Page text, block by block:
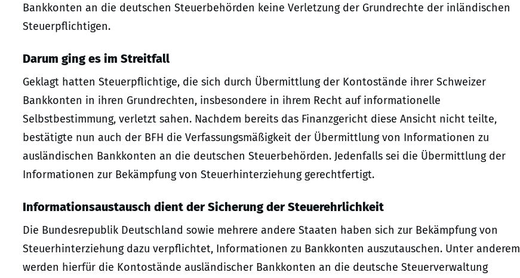
Bankkonten an die deutschen Steuerbehörden keine Verletzung der Grundrechte der inländischen
Steuerpflichtigen.
Darum ging es im Streitfall
Geklagt hatten Steuerpflichtige, die sich durch Übermittlung der Kontostände ihrer Schweizer
Bankkonten in ihren Grundrechten, insbesondere in ihrem Recht auf informationelle
Selbstbestimmung, verletzt sahen. Nachdem bereits das Finanzgericht diese Ansicht nicht teilte,
bestätigte nun auch der BFH die Verfassungsmäßigkeit der Übermittlung von Informationen zu
ausländischen Bankkonten an die deutschen Steuerbehörden. Jedenfalls sei die Übermittlung der
Informationen zur Bekämpfung von Steuerhinterziehung gerechtfertigt.
Informationsaustausch dient der Sicherung der Steuerehrlichkeit
Die Bundesrepublik Deutschland sowie mehrere andere Staaten haben sich zur Bekämpfung von
Steuerhinterziehung dazu verpflichtet, Informationen zu Bankkonten auszutauschen. Unter anderem
werden hierfür die Kontostände ausländischer Bankkonten an die deutsche Steuerverwaltung